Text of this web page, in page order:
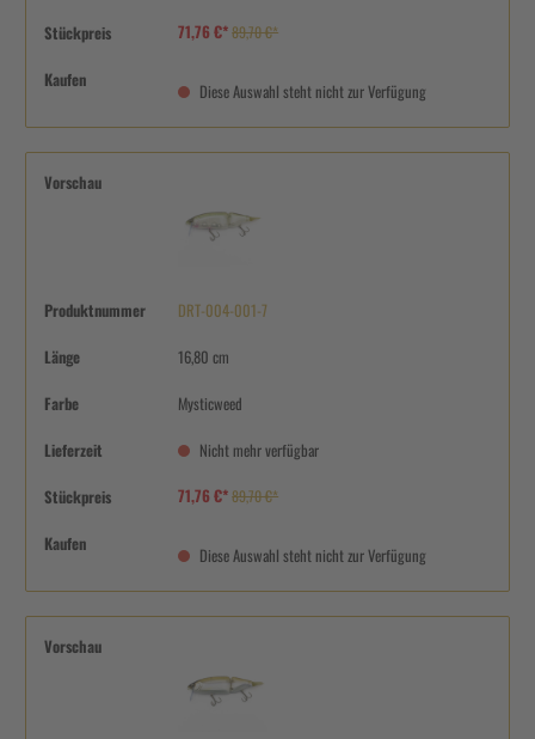
Stückpreis 71,76 €*89,70 €*
Kaufen
Diese Auswahl steht nicht zur Verfügung
Vorschau
Produktnummer DRT-004-001-7
Länge 16,80 cm
Farbe Mysticweed
Lieferzeit Nicht mehr verfügbar
Stückpreis 71,76 €*89,70 €*
Kaufen
Diese Auswahl steht nicht zur Verfügung
Vorschau